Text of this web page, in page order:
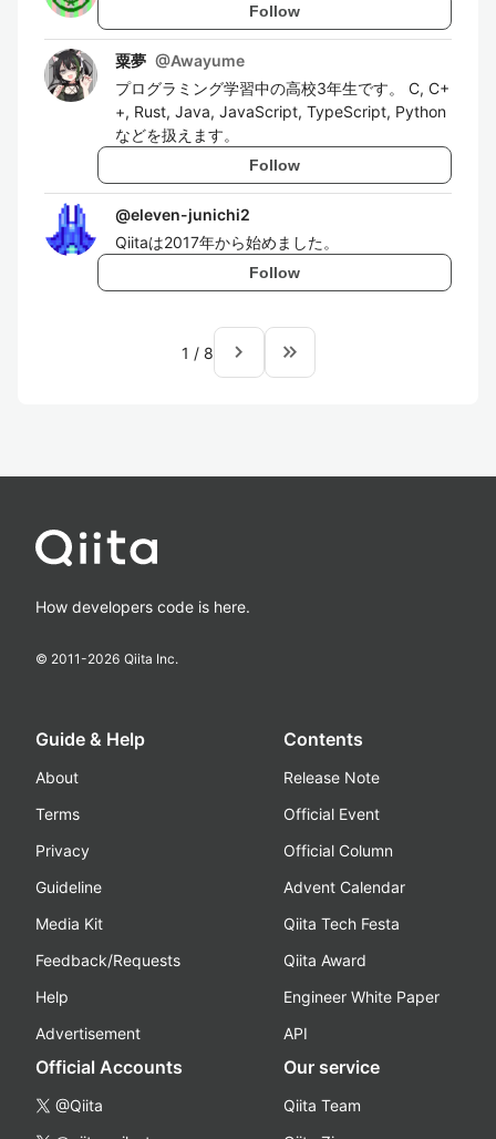
Follow
粟夢 @Awayume
プログラミング学習中の高校3年生です。 C, C+
+, Rust, Java, JavaScript, TypeScript, Python
などを扱えます。
Follow
@eleven-junichi2
Qiitaは2017年から始めました。
Follow
1 / 8 navigate_next keyboard_double_arrow_right
How developers code is here.
© 2011-2026 Qiita Inc.
Guide & Help
About
Terms
Privacy
Guideline
Media Kit
Feedback/Requests
Help
Advertisement
Contents
Release Note
Official Event
Official Column
Advent Calendar
Qiita Tech Festa
Qiita Award
Engineer White Paper
API
Official Accounts
@Qiita
Our service
Qiita Team